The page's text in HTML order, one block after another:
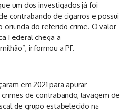
um dos investigados já foi
contrabando de cigarros e possui
oriunda do referido crime. O valor
Federal chega a
informou a PF.
em 2021 para apurar
de contrabando, lavagem de
de grupo estabelecido na